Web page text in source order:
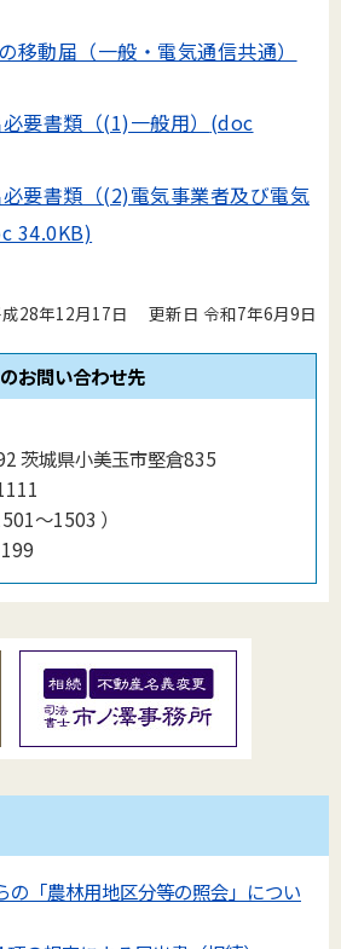
移動届（一般・電気通信共通）
要書類（(1)一般用） (doc
要書類（(2)電気事業者及び電気
34.0KB)
28年12月17日 更新日 令和7年6月9日
お問い合わせ先
茨城県小美玉市堅倉835
〜1503 ）
の「農林用地区分等の照会」につい